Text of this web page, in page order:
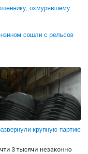
охмурявшему
сошли с рельсов
крупную партию
3 тысячи незаконно